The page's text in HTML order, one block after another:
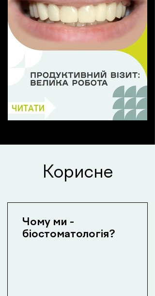
Корисне
Чому ми -
біостоматологія?